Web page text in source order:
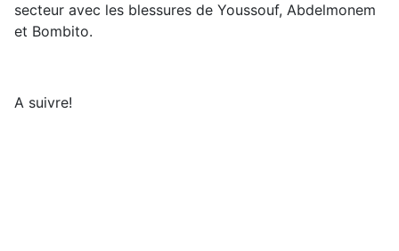
secteur avec les blessures de Youssouf, Abdelmonem
et Bombito.
A suivre!